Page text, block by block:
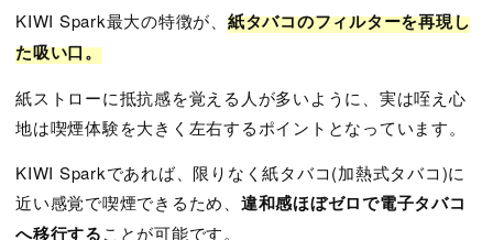
KIWI Spark最大の特徴が、 紙タバコのフィルターを再現し
た吸い口。
紙ストローに抵抗感を覚える人が多いように、実は咥え心
地は喫煙体験を大きく左右するポイントとなっています。
KIWI Sparkであれば、限りなく紙タバコ(加熱式タバコ)に
近い感覚で喫煙できるため、 違和感ほぼゼロで電子タバコ
へ移行することが可能です。